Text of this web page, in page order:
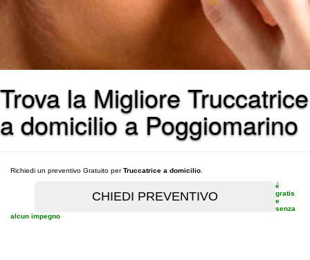
Trova la Migliore Truccatrice
a domicilio a Poggiomarino
Richiedi un preventivo Gratuito perTruccatrice a domicilio
è
gratis
e
senza
alcun impegno